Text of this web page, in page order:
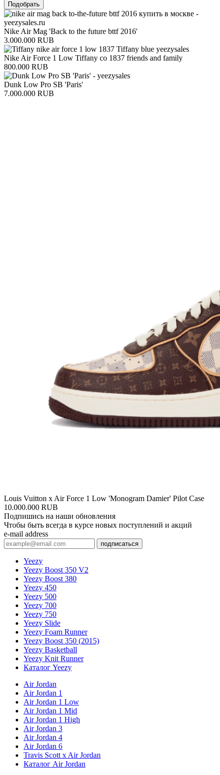
Подобрать
Nike Air Mag 'Back to the future bttf 2016'
3.000.000 RUB
Nike Air Force 1 Low Tiffany co 1837 friends and family
800.000 RUB
Dunk Low Pro SB 'Paris'
7.000.000 RUB
Louis Vuitton x Air Force 1 Low 'Monogram Damier' Pilot Case
10.000.000 RUB
Подпишись на наши обновления
Чтобы быть всегда в курсе новых поступлений и акций
e-mail address
подписаться
Yeezy
Yeezy Boost 350 V2
Yeezy Boost 380
Yeezy 450
Yeezy 500
Yeezy 700
Yeezy 750
Yeezy Slide
Yeezy Foam Runner
Yeezy Boost 350 (2015)
Yeezy Basketball
Yeezy Knit Runner
Каталог Yeezy
Air Jordan
Air Jordan 1
Air Jordan 1 Low
Air Jordan 1 Mid
Air Jordan 1 High
Air Jordan 3
Air Jordan 4
Air Jordan 6
Travis Scott x Air Jordan
Каталог Air Jordan